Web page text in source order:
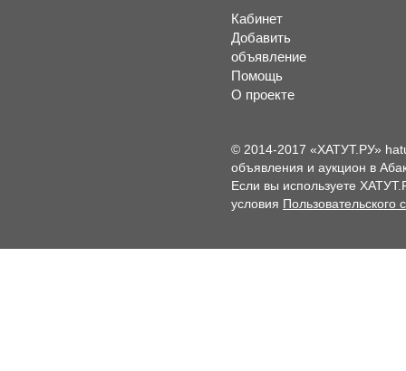
Кабинет
Добавить
объявление
Помощь
О проекте
© 2014-2017 «ХАТУТ.РУ»
объявления и аукцион в
Если вы используете
условия Пользовательского